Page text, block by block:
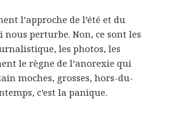
l’approche de l’été et du
perturbe. Non, ce sont les
les photos, les
le règne de l’anorexie qui
moches, grosses, hors-du-
c’est la panique.